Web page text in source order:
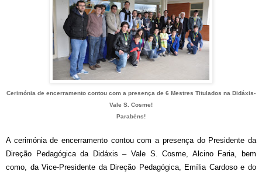
Cerimónia de encerramento contou com a presença de 6 Mestres Titulados na Didáxis-
Vale S. Cosme!
Parabéns!
A cerimónia de encerramento contou com a presença do Presidente da
Direção Pedagógica da Didáxis – Vale S. Cosme, Alcino Faria, bem
como, da Vice-Presidente da Direção Pedagógica, Emília Cardoso e do